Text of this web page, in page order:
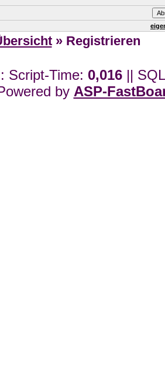
» Registrieren
Script-Time: 0,016||
by ASP-